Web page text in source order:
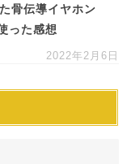
骨伝導イヤホン
った感想
2022年2月6日